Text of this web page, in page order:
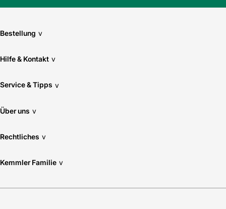
Bestellung v
Hilfe & Kontakt v
Service & Tipps v
Über uns v
Rechtliches v
Kemmler Familie v